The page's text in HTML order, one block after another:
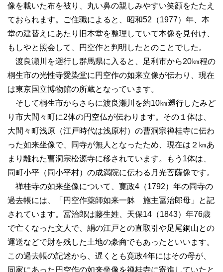
像を載いた布を被り、丸い鼻の親しみやすい笑顔をたたえ
ておられます。ご住職によると、昭和52（1977）年、本
堂の建替えにあたり旧本堂を整理していて本像を見付け、
もしやと照会して、円空作と判明したとのことでした。
渡良瀬川を遡行し群馬県に入ると、足利市から20㎞程の
桐生市の光性寺愛染堂に円空作の如来立像が伝わり、現在
は東京国立博物館の所蔵となっています。
そして桐生市からさらに渡良瀬川を約10㎞遡行したみど
り市大間々町に2体の円空仏が伝わります。その１体は、
大間々町浅原（江戸時代は浅原村）の曹洞宗禅桂寺に伝わ
った如来坐像で、同寺が無人となったため、現在は２㎞あ
まり離れた曹洞宗松源寺に移されています。もう1体は、
同町小平（同小平村）の成満院に伝わる月光菩薩像です。
禅桂寺の如来坐像について、寛政4（1792）年の同寺の
過去帳には、「円空作薬師如来一躰 施主冨治郎母」と記
されています。冨治郎は藤生姓、天保14（1843）年76歳
で亡くなった文人で、絹の江戸との直取引や足尾銅山との
運送などで財を残した土地の豪商でもあったといいます。
この過去帳の記述から、遅くとも寛政4年にはその母が、
同家にあった円空作の如来坐像を禅桂寺に寄進していたと